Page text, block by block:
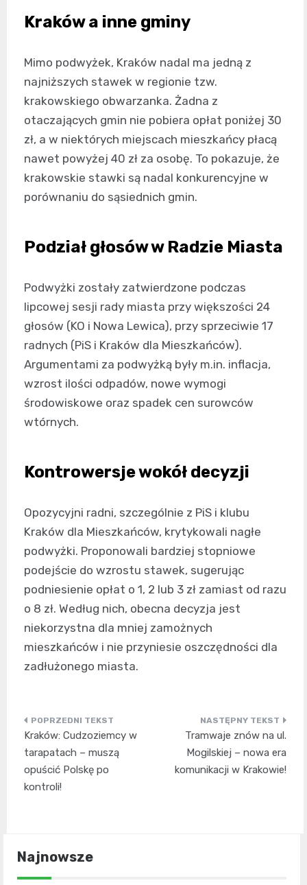
Kraków a inne gminy
Mimo podwyżek, Kraków nadal ma jedną z
najniższych stawek w regionie tzw.
krakowskiego obwarzanka. Żadna z
otaczających gmin nie pobiera opłat poniżej 30
zł, a w niektórych miejscach mieszkańcy płacą
nawet powyżej 40 zł za osobę. To pokazuje, że
krakowskie stawki są nadal konkurencyjne w
porównaniu do sąsiednich gmin.
Podział głosów w Radzie Miasta
Podwyżki zostały zatwierdzone podczas
lipcowej sesji rady miasta przy większości 24
głosów (KO i Nowa Lewica), przy sprzeciwie 17
radnych (PiS i Kraków dla Mieszkańców).
Argumentami za podwyżką były m.in. inflacja,
wzrost ilości odpadów, nowe wymogi
środowiskowe oraz spadek cen surowców
wtórnych.
Kontrowersje wokół decyzji
Opozycyjni radni, szczególnie z PiS i klubu
Kraków dla Mieszkańców, krytykowali nagłe
podwyżki. Proponowali bardziej stopniowe
podejście do wzrostu stawek, sugerując
podniesienie opłat o 1, 2 lub 3 zł zamiast od razu
o 8 zł. Według nich, obecna decyzja jest
niekorzystna dla mniej zamożnych
mieszkańców i nie przyniesie oszczędności dla
zadłużonego miasta.
Nawigacja
wpisu
Kraków: Cudzoziemcy w
tarapatach – muszą
opuścić Polskę po
kontroli!
Tramwaje znów na ul.
Mogilskiej – nowa era
komunikacji w Krakowie!
Najnowsze